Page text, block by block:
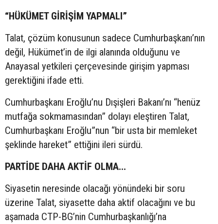
“HÜKÜMET GİRİŞİM YAPMALI”
Talat, çözüm konusunun sadece Cumhurbaşkanı’nın
değil, Hükümet’in de ilgi alanında olduğunu ve
Anayasal yetkileri çerçevesinde girişim yapması
gerektiğini ifade etti.
Cumhurbaşkanı Eroğlu’nu Dışişleri Bakanı’nı “henüz
mutfağa sokmamasından” dolayı eleştiren Talat,
Cumhurbaşkanı Eroğlu”nun “bir usta bir memleket
şeklinde hareket” ettiğini ileri sürdü.
PARTİDE DAHA AKTİF OLMA...
Siyasetin neresinde olacağı yönündeki bir soru
üzerine Talat, siyasette daha aktif olacağını ve bu
aşamada CTP-BG’nin Cumhurbaşkanlığı’na